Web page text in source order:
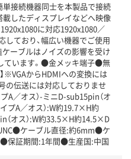
単接続機器同士を本製品で接続
載したディスプレイなどへ映像
に対応1920x1080／
しており、幅広い機器でご使用
ーブルはノイズの影響を受け
ています。●金メッキ端子●無
※VGAからHDMIへの変換には
の伝送には対応しておりませ
A／オス）-ミニD-sub15pin（オ
プA／オス）:W約19.7×H約
オス）:W約33.5×H約14.5×D
ケーブル直径:約6mm●ケ
保証期間:1年間●生産国:中国